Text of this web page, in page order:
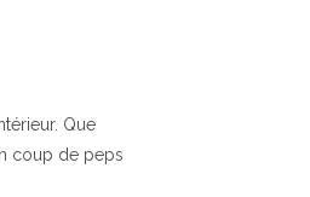
Que
coup de peps